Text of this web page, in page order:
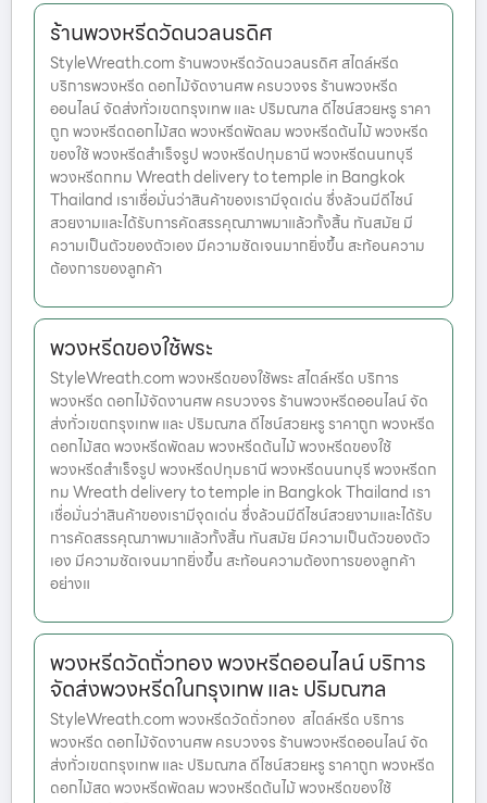
ร้านพวงหรีดวัดนวลนรดิศ
StyleWreath.com ร้านพวงหรีดวัดนวลนรดิศ สไตล์หรีด
บริการพวงหรีด ดอกไม้จัดงานศพ ครบวงจร ร้านพวงหรีด
ออนไลน์ จัดส่งทั่วเขตกรุงเทพ และ ปริมณฑล ดีไซน์สวยหรู ราคา
ถูก พวงหรีดดอกไม้สด พวงหรีดพัดลม พวงหรีดต้นไม้ พวงหรีด
ของใช้ พวงหรีดสำเร็จรูป พวงหรีดปทุมธานี พวงหรีดนนทบุรี
พวงหรีดกทม Wreath delivery to temple in Bangkok
Thailand เราเชื่อมั่นว่าสินค้าของเรามีจุดเด่น ซึ่งล้วนมีดีไซน์
สวยงามและได้รับการคัดสรรคุณภาพมาแล้วทั้งสิ้น ทันสมัย มี
ความเป็นตัวของตัวเอง มีความชัดเจนมากยิ่งขึ้น สะท้อนความ
ต้องการของลูกค้า
พวงหรีดของใช้พระ
StyleWreath.com พวงหรีดของใช้พระ สไตล์หรีด บริการ
พวงหรีด ดอกไม้จัดงานศพ ครบวงจร ร้านพวงหรีดออนไลน์ จัด
ส่งทั่วเขตกรุงเทพ และ ปริมณฑล ดีไซน์สวยหรู ราคาถูก พวงหรีด
ดอกไม้สด พวงหรีดพัดลม พวงหรีดต้นไม้ พวงหรีดของใช้
พวงหรีดสำเร็จรูป พวงหรีดปทุมธานี พวงหรีดนนทบุรี พวงหรีดก
ทม Wreath delivery to temple in Bangkok Thailand เรา
เชื่อมั่นว่าสินค้าของเรามีจุดเด่น ซึ่งล้วนมีดีไซน์สวยงามและได้รับ
การคัดสรรคุณภาพมาแล้วทั้งสิ้น ทันสมัย มีความเป็นตัวของตัว
เอง มีความชัดเจนมากยิ่งขึ้น สะท้อนความต้องการของลูกค้า
อย่างแ
พวงหรีดวัดถั่วทอง พวงหรีดออนไลน์ บริการ
จัดส่งพวงหรีดในกรุงเทพ และ ปริมณฑล
StyleWreath.com พวงหรีดวัดถั่วทอง สไตล์หรีด บริการ
พวงหรีด ดอกไม้จัดงานศพ ครบวงจร ร้านพวงหรีดออนไลน์ จัด
ส่งทั่วเขตกรุงเทพ และ ปริมณฑล ดีไซน์สวยหรู ราคาถูก พวงหรีด
ดอกไม้สด พวงหรีดพัดลม พวงหรีดต้นไม้ พวงหรีดของใช้